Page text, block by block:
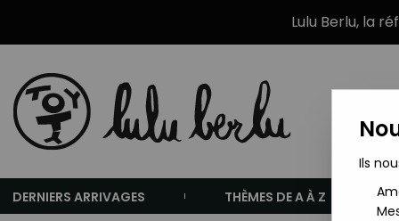
Lulu Berlu, la
DERNIERS ARRIVAGES THÈMES DE A À Z
Ils